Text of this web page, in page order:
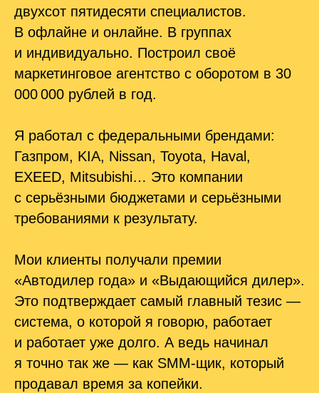
двухсот пятидесяти специалистов.
В офлайне и онлайне. В группах
и индивидуально. Построил своё
маркетинговое агентство с оборотом в 30
000 000 рублей в год.
Я работал с федеральными брендами:
Газпром, KIA, Nissan, Toyota, Haval,
EXEED, Mitsubishi… Это компании
с серьёзными бюджетами и серьёзными
требованиями к результату.
Мои клиенты получали премии
«Автодилер года» и «Выдающийся дилер».
Это подтверждает самый главный тезис —
система, о которой я говорю, работает
и работает уже долго. А ведь начинал
я точно так же — как SMM-щик, который
продавал время за копейки.